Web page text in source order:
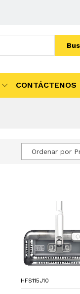
CONTÁCTENOS
HFS115J10